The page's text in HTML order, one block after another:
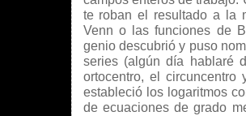
te roban el resultado a la
Venn o las funciones de
genio descubrió y puso
series (algún día hablaré
ortocentro, el
estableció los logaritmos
de ecuaciones de grado